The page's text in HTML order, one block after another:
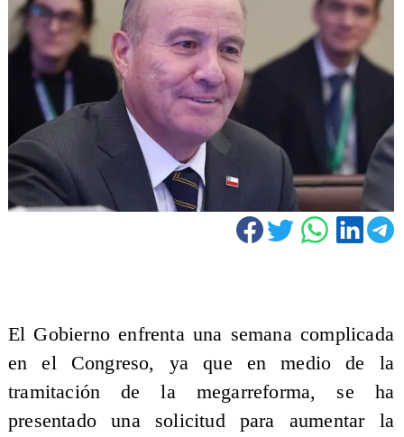
El Gobierno enfrenta una semana complicada
en el Congreso, ya que en medio de la
tramitación de la megarreforma, se ha
presentado una solicitud para aumentar la